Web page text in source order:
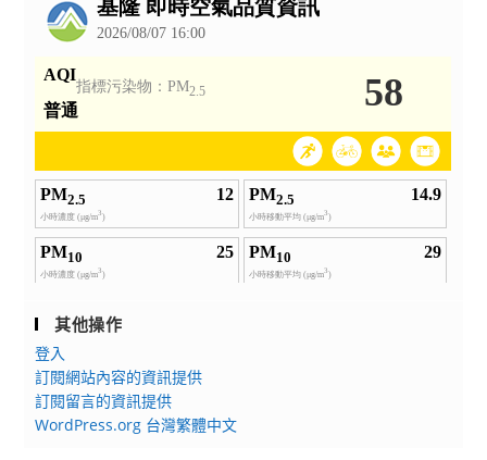
其他操作
登入
訂閱網站內容的資訊提供
訂閱留言的資訊提供
WordPress.org 台灣繁體中文